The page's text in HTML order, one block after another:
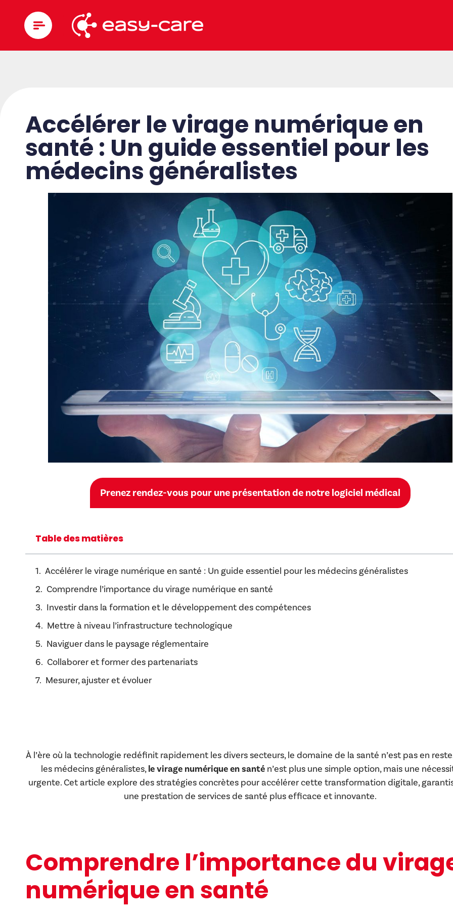
Accélérer le virage numérique en
santé : Un guide essentiel pour les
médecins généralistes
Prenez rendez-vous pour une présentation de notre logiciel médical
Table des matières
Accélérer le virage numérique en santé : Un guide essentiel pour les médecins généralistes
Comprendre l’importance du virage numérique en santé
Investir dans la formation et le développement des compétences
Mettre à niveau l’infrastructure technologique
Naviguer dans le paysage réglementaire
Collaborer et former des partenariats
Mesurer, ajuster et évoluer
À l’ère où la technologie redéfinit rapidement les divers secteurs, le domaine de la santé n’est pas en
les médecins généralistes,le virage numérique en santén’est plus une simple option, mais une
urgente. Cet article explore des stratégies concrètes pour accélérer cette transformation digitale,
une prestation de services de santé plus efficace et innovante.
Comprendre l’importance du
numérique en santé